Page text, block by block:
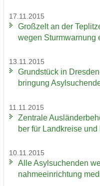
17.11.2015
Groß­zelt an der
wegen Sturm­war­nung
13.11.2015
Grund­stück in
brin­gung
11.11.2015
Zen­tra­le
ber für Land­krei­se
10.11.2015
Alle Asyl­su­chen­den
nah­me­ein­rich­tung